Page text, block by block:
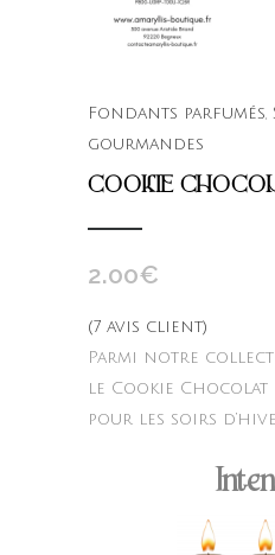
Fondants parfumés
gourmandes
COOKIE
2.00€
(7 avis client)
Parmi notre
le Cookie Chocolat
pour les soirs